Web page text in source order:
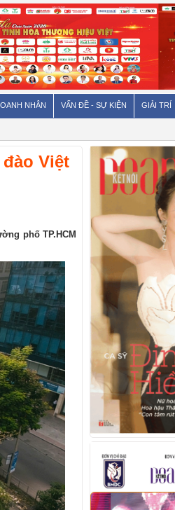
NHÂN VẤN ĐỀ - SỰ KIỆN GIẢI TRÍ
Việt
phố TP.HCM